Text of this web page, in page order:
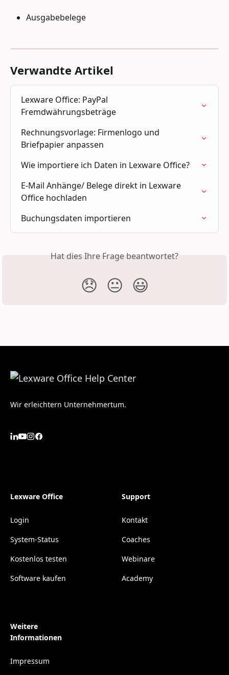
Ausgabebelege
Verwandte Artikel
Lexware Office: PayPal
Fremdwährungsbeträge
Rechnungsvorlage: Firmenlogo und
Briefpapier anpassen
Wie importiere ich Daten in Lexware Office?
E-Mail Anhänge/ Belege direkt in Lexware
Office hochladen
Buchungsdaten importieren
Hat dies Ihre Frage beantwortet?
😞 😐 😃
Wir erleichtern Unternehmertum.
Lexware Office
Login
System-Status
Kostenlos testen
Software kaufen
Support
Kontakt
Coaches
Webinare
Academy
Weitere
Informationen
Impressum